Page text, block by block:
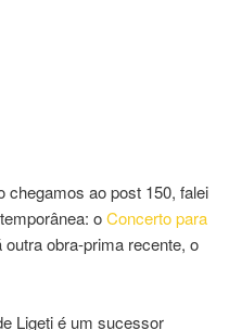
chegamos ao post 150, falei
oConcerto para
obra-prima recente, o
Ligeti é um sucessor